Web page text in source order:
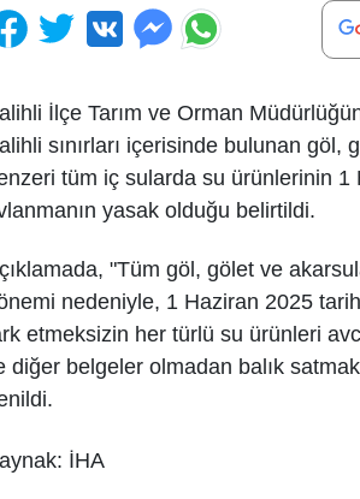
İlçe Tarım ve Orman
sınırları içerisinde bulunan göl,
tüm iç sularda su ürünlerinin
yasak olduğu belirtildi.
"Tüm göl, gölet ve
nedeniyle, 1 Haziran 2025
etmeksizin her türlü su ürünleri
diğer belgeler olmadan balık
İHA